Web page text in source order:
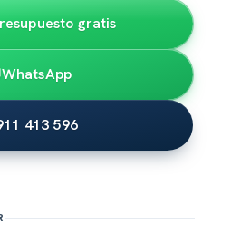
gratis
WhatsApp
413 596